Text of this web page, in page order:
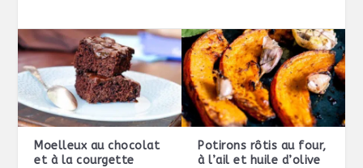
Moelleux au chocolat
et à la courgette
Potirons rôtis au four,
à l’ail et huile d’olive